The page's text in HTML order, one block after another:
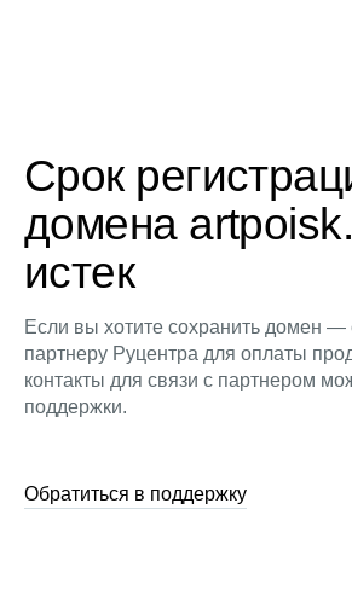
Срок
домена
истек
Если вы хотите сохранить домен —
партнеру Руцентра для оплаты
контакты для связи с партнером
поддержки.
Обратиться в поддержку